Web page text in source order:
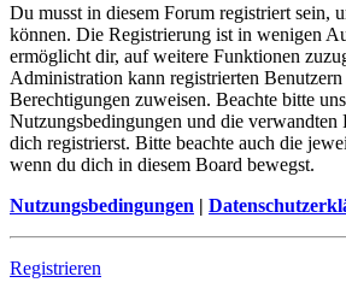
Du musst in diesem Forum registriert sein,
können. Die Registrierung ist in wenigen
ermöglicht dir, auf weitere Funktionen
Administration kann registrierten Benutzern
Berechtigungen zuweisen. Beachte bitte
Nutzungsbedingungen und die verwandten
dich registrierst. Bitte beachte auch die
wenn du dich in diesem Board bewegst.
Nutzungsbedingungen |
Registrieren